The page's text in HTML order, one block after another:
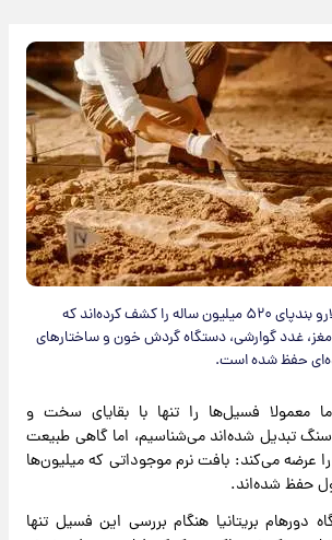
دانشمندان یک فسیل لارو بندپای ۵۲۰ میلیون ساله را کشف کرده‌اند که
غدد گوارشی، دستگاه گردش خون و ساختارهای
حفظ شده است.
معمولا فسیل‌ها را تنها با بقایای سخت و
تبدیل شده‌اند می‌شناسیم، اما گاهی طبیعت
عرضه می‌کند: بافت نرم موجوداتی که میلیون‌ها
حفظ شده‌اند.
دورهام بریتانیا هنگام بررسی این فسیل تنها